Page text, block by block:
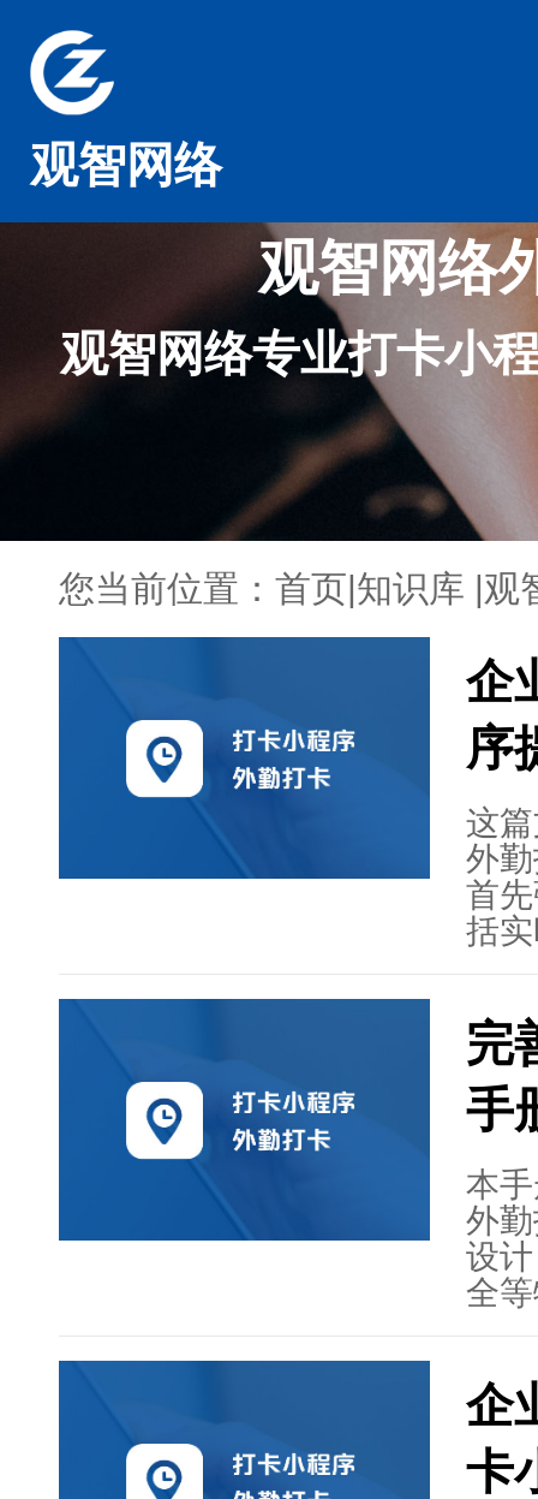
观智网络
观智网络
观智网络专业打卡小
您当前位置： 首页|知识库 |观
企
序
这
外
首
括
面
述
升
管
员
司
际
争
完
手
本
外
设
全
安
骤
系
企
卡